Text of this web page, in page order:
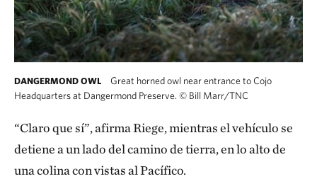
DANGERMOND OWL
Great horned owl near entrance to Cojo
Headquarters at Dangermond Preserve. © Bill Marr/TNC
“Claro que sí”, afirma Riege, mientras el vehículo se
detiene a un lado del camino de tierra, en lo alto de
una colina con vistas al Pacífico.